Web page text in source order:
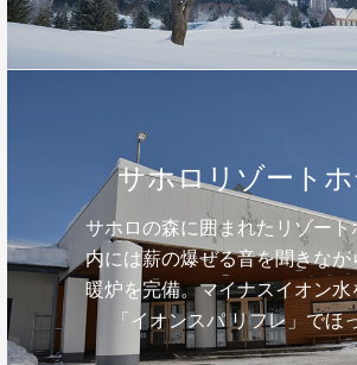
サホロリゾート
サホロの森に囲まれたリゾート
内には薪の爆ぜる音を聞きなが
暖炉を完備。マイナスイオン水
「イオンスパ リフレ」でほ